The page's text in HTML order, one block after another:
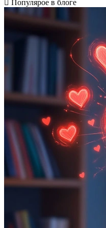
Популярое в блоге